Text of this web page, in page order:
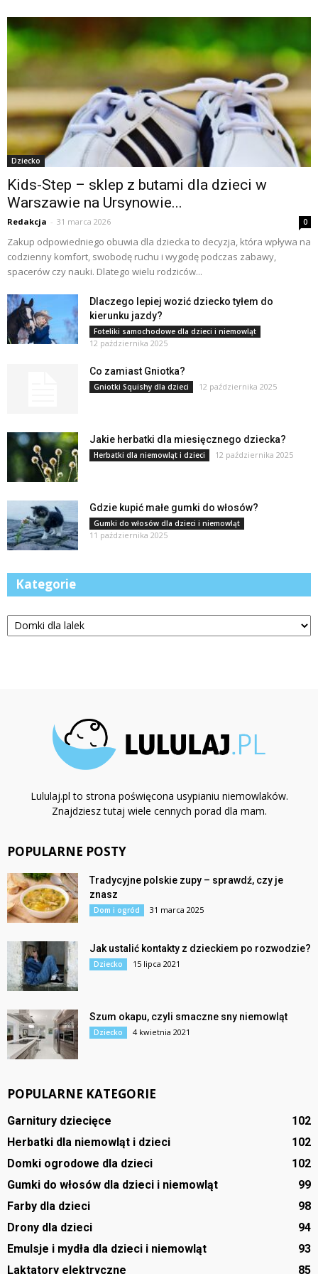
Dziecko
Kids-Step – sklep z butami dla dzieci w
Warszawie na Ursynowie...
Redakcja - 31 marca 2026 0
Zakup odpowiedniego obuwia dla dziecka to decyzja, która wpływa na
codzienny komfort, swobodę ruchu i wygodę podczas zabawy,
spacerów czy nauki. Dlatego wielu rodziców...
Dlaczego lepiej wozić dziecko tyłem do
kierunku jazdy?
Foteliki samochodowe dla dzieci i niemowląt
12 października 2025
Co zamiast Gniotka?
Gniotki Squishy dla dzieci 12 października 2025
Jakie herbatki dla miesięcznego dziecka?
Herbatki dla niemowląt i dzieci 12 października 2025
Gdzie kupić małe gumki do włosów?
Gumki do włosów dla dzieci i niemowląt
11 października 2025
Kategorie
Kategorie
Lululaj.pl to strona poświęcona usypianiu niemowlaków.
Znajdziesz tutaj wiele cennych porad dla mam.
POPULARNE POSTY
Tradycyjne polskie zupy – sprawdź, czy je
znasz
Dom i ogród 31 marca 2025
Jak ustalić kontakty z dzieckiem po rozwodzie?
Dziecko 15 lipca 2021
Szum okapu, czyli smaczne sny niemowląt
Dziecko 4 kwietnia 2021
POPULARNE KATEGORIE
Garnitury dziecięce
102
Herbatki dla niemowląt i dzieci
102
Domki ogrodowe dla dzieci
102
Gumki do włosów dla dzieci i niemowląt
99
Farby dla dzieci
98
Drony dla dzieci
94
Emulsje i mydła dla dzieci i niemowląt
93
Laktatory elektryczne
85